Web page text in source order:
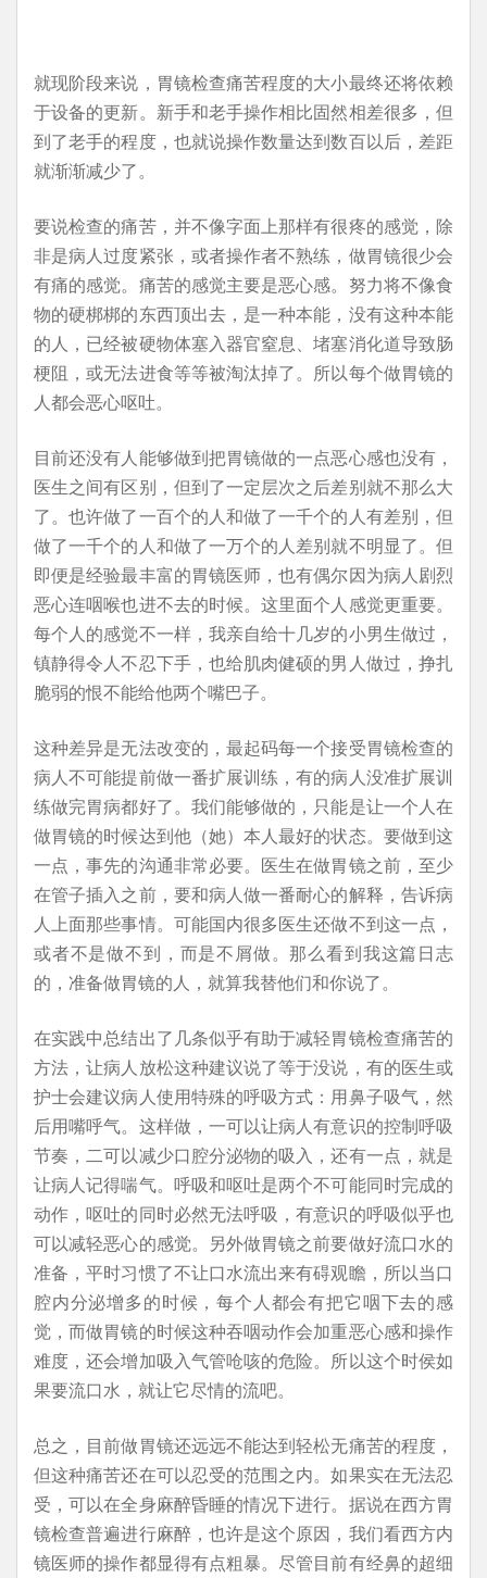
就现阶段来说，胃镜检查痛苦程度的大小最终还将依赖
于设备的更新。新手和老手操作相比固然相差很多，但
到了老手的程度，也就说操作数量达到数百以后，差距
就渐渐减少了。
要说检查的痛苦，并不像字面上那样有很疼的感觉，除
非是病人过度紧张，或者操作者不熟练，做胃镜很少会
有痛的感觉。痛苦的感觉主要是恶心感。努力将不像食
物的硬梆梆的东西顶出去，是一种本能，没有这种本能
的人，已经被硬物体塞入器官窒息、堵塞消化道导致肠
梗阻，或无法进食等等被淘汰掉了。所以每个做胃镜的
人都会恶心呕吐。
目前还没有人能够做到把胃镜做的一点恶心感也没有，
医生之间有区别，但到了一定层次之后差别就不那么大
了。也许做了一百个的人和做了一千个的人有差别，但
做了一千个的人和做了一万个的人差别就不明显了。但
即便是经验最丰富的胃镜医师，也有偶尔因为病人剧烈
恶心连咽喉也进不去的时候。这里面个人感觉更重要。
每个人的感觉不一样，我亲自给十几岁的小男生做过，
镇静得令人不忍下手，也给肌肉健硕的男人做过，挣扎
脆弱的恨不能给他两个嘴巴子。
这种差异是无法改变的，最起码每一个接受胃镜检查的
病人不可能提前做一番扩展训练，有的病人没准扩展训
练做完胃病都好了。我们能够做的，只能是让一个人在
做胃镜的时候达到他（她）本人最好的状态。要做到这
一点，事先的沟通非常必要。医生在做胃镜之前，至少
在管子插入之前，要和病人做一番耐心的解释，告诉病
人上面那些事情。可能国内很多医生还做不到这一点，
或者不是做不到，而是不屑做。那么看到我这篇日志
的，准备做胃镜的人，就算我替他们和你说了。
在实践中总结出了几条似乎有助于减轻胃镜检查痛苦的
方法，让病人放松这种建议说了等于没说，有的医生或
护士会建议病人使用特殊的呼吸方式：用鼻子吸气，然
后用嘴呼气。这样做，一可以让病人有意识的控制呼吸
节奏，二可以减少口腔分泌物的吸入，还有一点，就是
让病人记得喘气。呼吸和呕吐是两个不可能同时完成的
动作，呕吐的同时必然无法呼吸，有意识的呼吸似乎也
可以减轻恶心的感觉。另外做胃镜之前要做好流口水的
准备，平时习惯了不让口水流出来有碍观瞻，所以当口
腔内分泌增多的时候，每个人都会有把它咽下去的感
觉，而做胃镜的时候这种吞咽动作会加重恶心感和操作
难度，还会增加吸入气管呛咳的危险。所以这个时侯如
果要流口水，就让它尽情的流吧。
总之，目前做胃镜还远远不能达到轻松无痛苦的程度，
但这种痛苦还在可以忍受的范围之内。如果实在无法忍
受，可以在全身麻醉昏睡的情况下进行。据说在西方胃
镜检查普遍进行麻醉，也许是这个原因，我们看西方内
镜医师的操作都显得有点粗暴。尽管目前有经鼻的超细